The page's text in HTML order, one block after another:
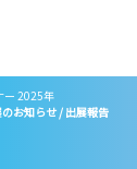
ー 2025年
お知らせ / 出展報告